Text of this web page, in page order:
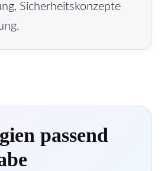
Sicherheitskonzepte
passend